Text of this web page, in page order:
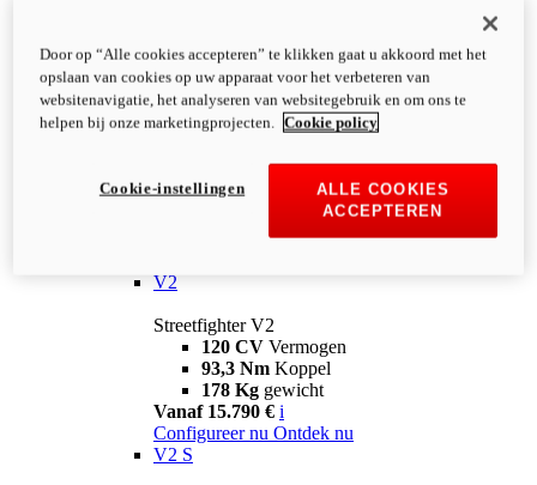
V2
Streetfighter V2
120 CV Vermogen
93,3 Nm Koppel
178 Kg gewicht
Vanaf 15.790 € i
Configureer nu Ontdek nu
V2 S
Door op “Alle cookies accepteren” te klikken gaat u akkoord met het
opslaan van cookies op uw apparaat voor het verbeteren van
websitenavigatie, het analyseren van websitegebruik en om ons te
helpen bij onze marketingprojecten.
Cookie policy
ALLE COOKIES
ACCEPTEREN
Cookie-instellingen